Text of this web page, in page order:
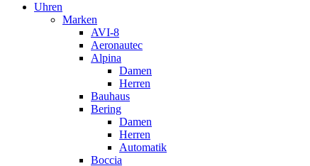
Uhren
Marken
AVI-8
Aeronautec
Alpina
Damen
Herren
Bauhaus
Bering
Damen
Herren
Automatik
Boccia